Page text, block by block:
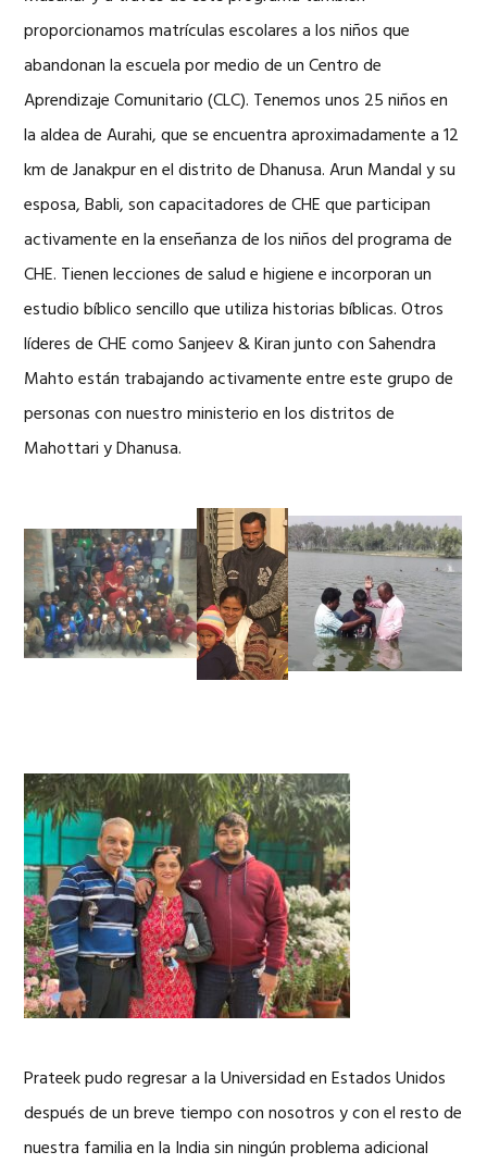
proporcionamos matrículas escolares a los niños que
abandonan la escuela por medio de un Centro de
Aprendizaje Comunitario (CLC). Tenemos unos 25 niños en
la aldea de Aurahi, que se encuentra aproximadamente a 12
km de Janakpur en el distrito de Dhanusa. Arun Mandal y su
esposa, Babli, son capacitadores de CHE que participan
activamente en la enseñanza de los niños del programa de
CHE. Tienen lecciones de salud e higiene e incorporan un
estudio bíblico sencillo que utiliza historias bíblicas. Otros
líderes de CHE como Sanjeev & Kiran junto con Sahendra
Mahto están trabajando activamente entre este grupo de
personas con nuestro ministerio en los distritos de
Mahottari y Dhanusa.
Prateek pudo regresar a la Universidad en Estados Unidos
después de un breve tiempo con nosotros y con el resto de
nuestra familia en la India sin ningún problema adicional